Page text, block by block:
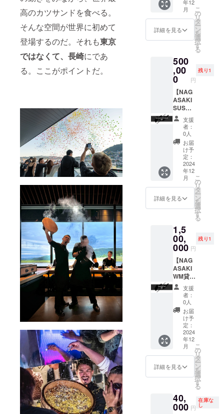
高のカツサンドを食べる。
そんな空間が世界に初めて
登場するのだ。それも東京
ではなくて、長崎にであ
る。ここがポイントだ。
営業日
に準じ
ます。
※支援プ
ランの
す。
ご利用
頂けま
す。 ※
メッ
セージ
用の日
程を調
整させ
て頂き
ます。
※有効期
限 2025
年12月
末日ま
で ※ご
利用い
ただけ
る日は
店舗の
営業日
に準じ
ます。
※支援プ
ランの
す。
バー"ヤ
ッチャ
バー"を
貸し
で日本
酒を楽
しも
う！ ※
ご利用
は長崎
ヤッ
チャ
バー、
赤坂
ヤッ
チャ
バーの
みとな
りま
す。
※16名様
迄ご利
用頂け
セージ
機能に
てご利
用の日
程を調
整させ
て頂き
ます。
※有効期
限 2025
年12月
末日ま
で ※ご
利用い
ただけ
る日は
店舗の
営業日
に準じ
ランの
譲渡は
年12
月
詳細を見る
こ
の
リ
タ
ー
ン
を
選
択
す
る
500
,00
0 円
残り1
【NAG
ASAKI
SUSHI
MAFIA
貸切】
SUSHI
MAFIA
を貸し
切ろ
う！ ※
ご利用
は長崎
SUSHI
MAFIA
、赤坂
のみと
なりま
す。 ※6
名様迄
ご利用
頂けま
す。 ※
メッ
セージ
機能に
てご利
用の日
程を調
整させ
て頂き
ます。
※有効期
限 2025
年12月
利用い
ただけ
支援
者：
0人
お届
け予
定：
2024
年12
月
詳細を見る
こ
の
リ
タ
ー
ン
を
選
択
す
る
1,5
00,
000 円
残り1
【NAG
ASAKI
WM貸
切】
WAGYU
MAFIA
のフラ
グシッ
プコー
スを楽
しめ
る"WM"
を貸し
切ろ
う！ ※
WM、赤
坂WMの
支援
者：
0人
お届
け予
定：
2024
年12
月
詳細を見る
こ
の
リ
タ
ー
ン
を
選
択
す
る
40,
000 円
在庫な
し